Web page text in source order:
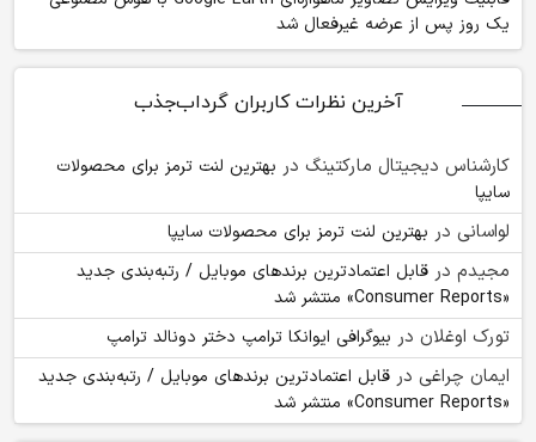
یک روز پس از عرضه غیرفعال شد
آخرین نظرات کاربران گرداب‌جذب
کارشناس دیجیتال مارکتینگ در بهترین لنت ترمز برای محصولات
سایپا
لواسانی در بهترین لنت ترمز برای محصولات سایپا
مجیدم در قابل اعتمادترین برندهای موبایل / رتبه‌بندی جدید
«Consumer Reports» منتشر شد
تورک اوغلان در بیوگرافی ایوانکا ترامپ دختر دونالد ترامپ
ایمان چراغی در قابل اعتمادترین برندهای موبایل / رتبه‌بندی جدید
«Consumer Reports» منتشر شد